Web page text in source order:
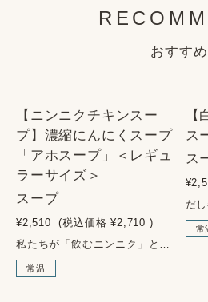
おすすめ
SOLD OUT
【ニンニクチキンスー
プ】濃縮にんにくスープ
「アホスープ」＜レギュ
ラーサイズ＞
スープ
¥2,510 (税込価格 ¥2,710 )
私たちが「飲むニンニク」という表現で強調するのは、製品に使用されるニンニクの量が美味しさのバランスを保つために限界の60％まで増量しているからです。「アホスープシリーズ」は、アホプレミアム(AJOブランドにんにく)を特別な無臭化製法を用いて加工しています。この濃縮ペーストにしたニンニクスープは万能調味料としてもプロの料理人たちに幅広く愛用されています。アホスープシリーズのベースとなるチキンベースの「アホスープ」はロングセラー商品です。■アレルゲン：鶏肉・りんご・大豆・小麦■内容量：180g■原材料名：にんにく（青森県）、食塩、チキンエキス、発酵調味料、しょうゆ、酵母エキス、ジンジャーエキス、こしょう、りんご果汁／調味料（アミノ酸等）、酒精（一部に小麦・大豆・鶏肉・りんごを含む）■原料原産地名：青森県（にんにく/福地ホワイト六片種）■賞味期限：製造より1年■栄養成分表示：（100g当たり）エネルギー 90kcal、たんぱく質 5.4g、脂質 0.4g、炭水化物 16.3g、食塩相当量 8.1g■保存方法：直射日光を避け常温保存。開封後は要冷蔵。
常温
ス
ス
常